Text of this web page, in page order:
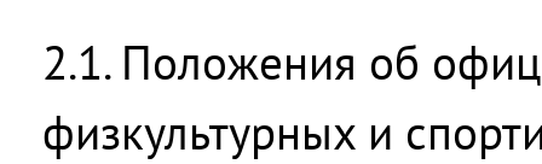
2.1. Положения об
физкультурных и